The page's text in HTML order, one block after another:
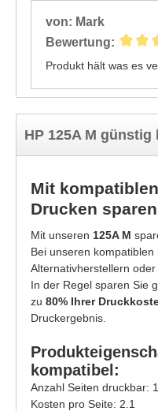
von: Mark
Bewertung:
Produkt hält was es
HP 125A M günstig
Mit
Drucken sparen
Mit unseren 125A M
Bei unseren
Alternativherstellern
In der Regel sparen Sie
zu 80% Ihrer
Druckergebnis.
kompatibel:
Anzahl Seiten druckbar:
Kosten pro Seite: 2.1